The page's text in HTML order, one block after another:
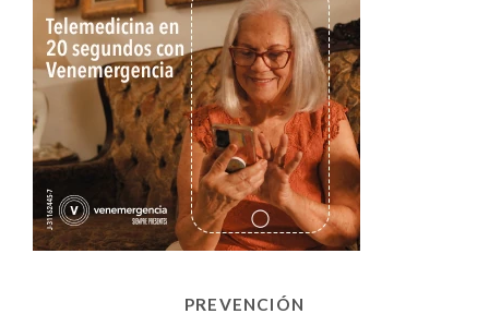
PREVENCIÓN